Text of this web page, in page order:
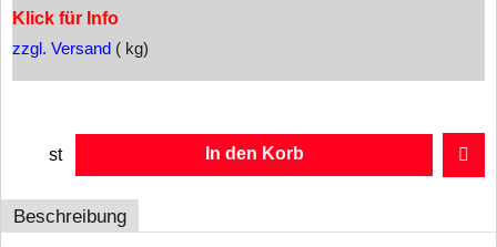
Klick für Info
zzgl. Versand kg
st In den Korb
Beschreibung